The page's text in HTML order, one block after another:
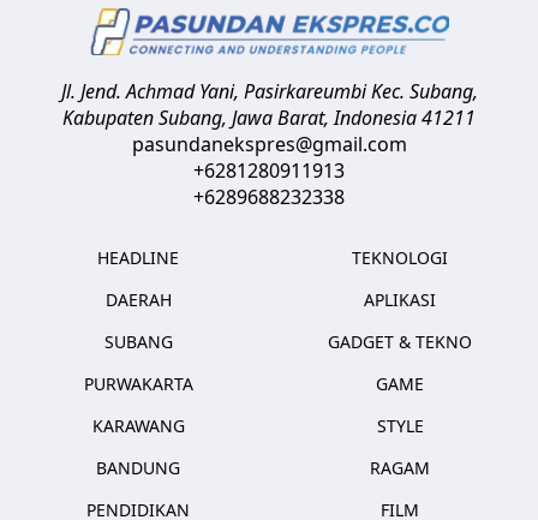
Jl. Jend. Achmad Yani, Pasirkareumbi Kec. Subang,
Kabupaten Subang, Jawa Barat,Indonesia41211
pasundanekspres@gmail.com
+6281280911913
+6289688232338
HEADLINE
DAERAH
SUBANG
PURWAKARTA
KARAWANG
BANDUNG
PENDIDIKAN
TEKNOLOGI
APLIKASI
GADGET & TEKNO
GAME
STYLE
RAGAM
FILM